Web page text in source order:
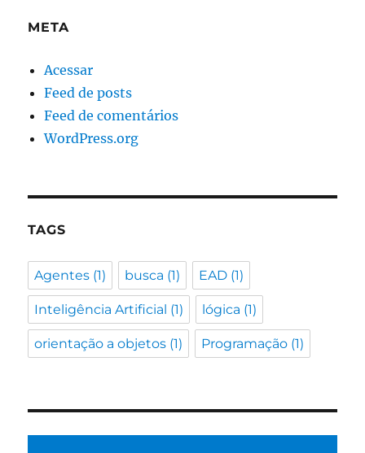
META
Acessar
Feed de posts
Feed de comentários
WordPress.org
TAGS
Agentes (1) busca (1) EAD (1)
Inteligência Artificial (1) lógica (1)
orientação a objetos (1) Programação (1)